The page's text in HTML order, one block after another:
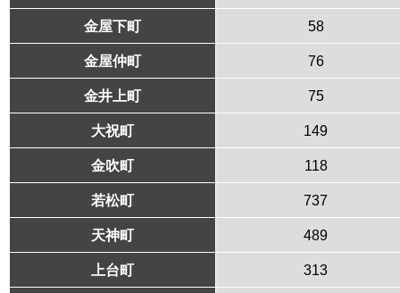
金屋下町 58
金屋仲町 76
金井上町 75
大祝町 149
金吹町 118
若松町 737
天神町 489
上台町 313